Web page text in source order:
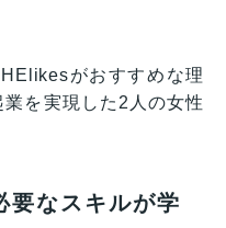
がおすすめな理
を実現した2人の女性
なスキルが学